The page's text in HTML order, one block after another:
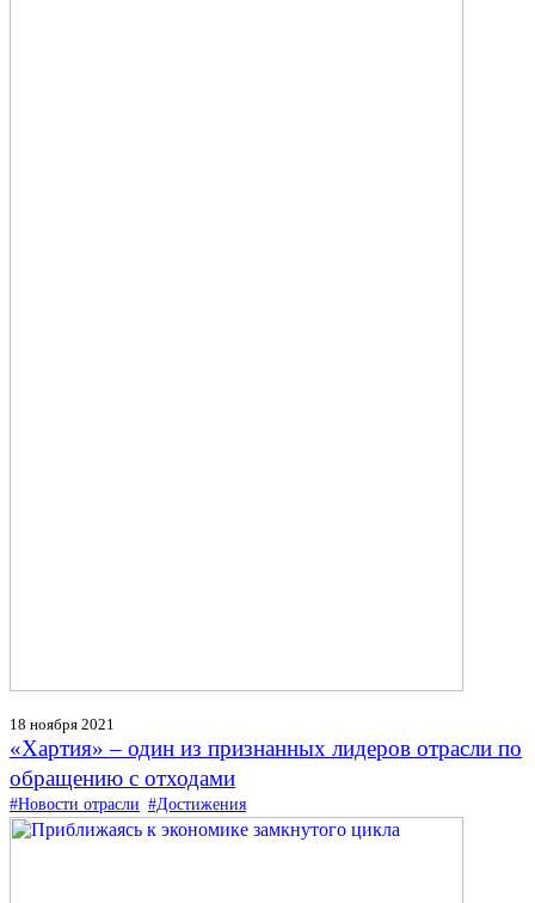
18 ноября 2021
«Хартия» – один из признанных лидеров отрасли по
обращению с отходами
#Новости отрасли #Достижения